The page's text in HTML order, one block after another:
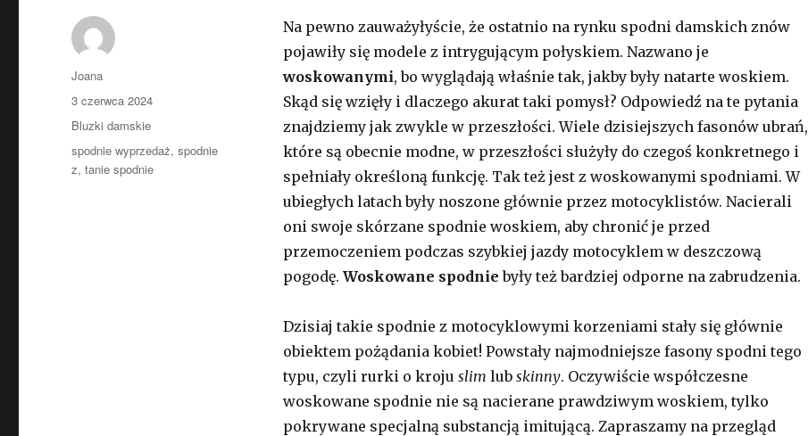
Na pewno zauważyłyście, że ostatnio na rynku spodni damskich znów
pojawiły się modele z intrygującym połyskiem. Nazwano je
woskowanymi, bo wyglądają właśnie tak, jakby były natarte woskiem.
Skąd się wzięły i dlaczego akurat taki pomysł? Odpowiedź na te pytania
znajdziemy jak zwykle w przeszłości. Wiele dzisiejszych fasonów ubrań,
które są obecnie modne, w przeszłości służyły do czegoś konkretnego i
spełniały określoną funkcję. Tak też jest z woskowanymi spodniami. W
ubiegłych latach były noszone głównie przez motocyklistów. Nacierali
oni swoje skórzane spodnie woskiem, aby chronić je przed
przemoczeniem podczas szybkiej jazdy motocyklem w deszczową
pogodę. Woskowane spodnie były też bardziej odporne na zabrudzenia.
Dzisiaj takie spodnie z motocyklowymi korzeniami stały się głównie
obiektem pożądania kobiet! Powstały najmodniejsze fasony spodni tego
typu, czyli rurki o kroju slim lub skinny. Oczywiście współczesne
woskowane spodnie nie są nacierane prawdziwym woskiem, tylko
pokrywane specjalną substancją imitującą. Zapraszamy na przegląd
Autor
Joana
Opublikowano
3 czerwca 2024
Kategorie
Bluzki damskie
Tagi
spodnie wyprzedaż,spodnie
z,tanie spodnie